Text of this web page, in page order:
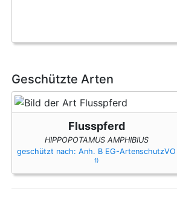
Geschützte Arten
Flusspferd
HIPPOPOTAMUS AMPHIBIUS
geschützt nach: Anh. B EG-ArtenschutzVO
1)